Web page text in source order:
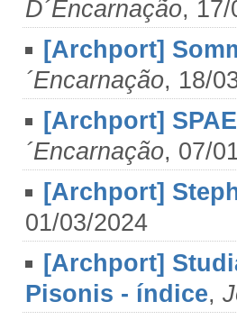
D´Encarnação, 17/
[Archport]
´Encarnação, 18/
[Archport]
´Encarnação, 07/
[Archport]
01/03/2024
[Archport]
Pisonis - índice,